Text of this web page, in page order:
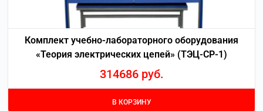
Комплект учебно-лабораторного оборудования
«Теория электрических цепей» (ТЭЦ-СР-1)
314686 руб.
В КОРЗИНУ